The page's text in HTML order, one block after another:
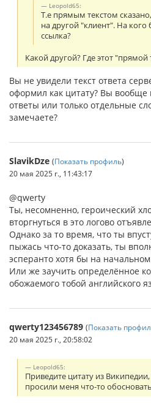
Leopold65:
Т.е прямым текстом
на другой "клиент". На кого
ссылка?
Какой другой? Где этот "прямой
Вы не увидели текст ответа
оформил как цитату? Вы
ответы или только отдельные
замечаете?
SlavikDze (Показать профиль)
20 мая 2025 г., 11:43:17
@qwerty
Ты, несомненно, героический
вторгнуться в это логово
Однако за то время, что ты
пыжась что-то доказать, ты
эсперанто хотя бы на
Или же заучить определённое
обожаемого тобой английского
qwerty123456789 (Показать
20 мая 2025 г., 20:58:02
Leopold65:
Приведите цитату из
просили меня что-то